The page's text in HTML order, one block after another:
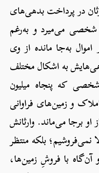
در پرداخت بدهی‌های
می‌میرد و به‌رغم
به‌جا مانده از وی
به اشکال مختلف
که پنجاه میلیون
و زمین‌های فراوانی
او برجا می‌ماند. وارثانش
نمی‌فروشیم؛ بلکه منتظر
آن‌گاه با فروشِ زمین‌ها،